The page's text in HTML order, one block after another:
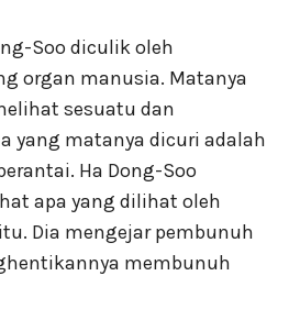
Soo diculik oleh
organ manusia. Matanya
sesuatu dan
yang matanya dicuri adalah
Ha Dong-Soo
apa yang dilihat oleh
Dia mengejar pembunuh
membunuh